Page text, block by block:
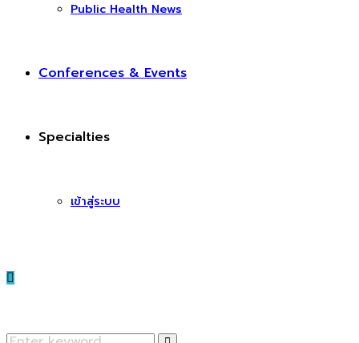
Public Health News
Conferences & Events
Specialties
เข้าสู่ระบบ
Search